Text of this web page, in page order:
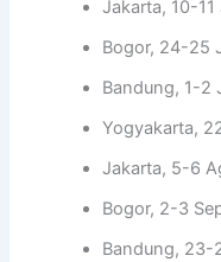
Jakarta, 10-
Bogor, 24-25
Bandung, 1-2
Yogyakarta,
Jakarta, 5-6
Bogor, 2-3
Bandung, 23-